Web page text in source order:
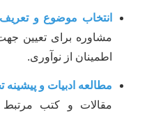
انتخاب موضوع و
مشاوره برای تعیین
اطمینان از نوآوری.
مطالعه ادبیات و پیشینه
مقالات و کتب